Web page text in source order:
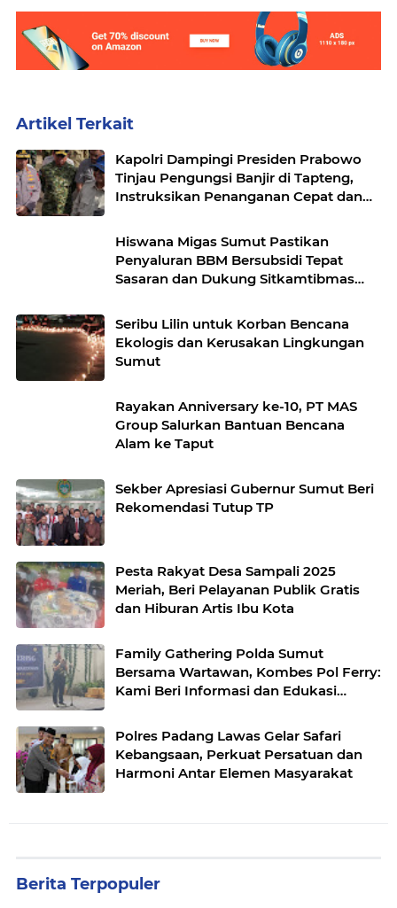
Artikel Terkait
Kapolri Dampingi Presiden Prabowo
Tinjau Pengungsi Banjir di Tapteng,
Instruksikan Penanganan Cepat dan
Hiswana Migas Sumut Pastikan
Penyaluran BBM Bersubsidi Tepat
Sasaran dan Dukung Sitkamtibmas
Seribu Lilin untuk Korban Bencana
Ekologis dan Kerusakan Lingkungan
Sumut
Rayakan Anniversary ke-10, PT MAS
Group Salurkan Bantuan Bencana
Alam ke Taput
Sekber Apresiasi Gubernur Sumut Beri
Rekomendasi Tutup TP
Pesta Rakyat Desa Sampali 2025
Meriah, Beri Pelayanan Publik Gratis
dan Hiburan Artis Ibu Kota
Family Gathering Polda Sumut
Bersama Wartawan, Kombes Pol Ferry:
Kami Beri Informasi dan Edukasi
Polres Padang Lawas Gelar Safari
Kebangsaan, Perkuat Persatuan dan
Harmoni Antar Elemen Masyarakat
Berita Terpopuler